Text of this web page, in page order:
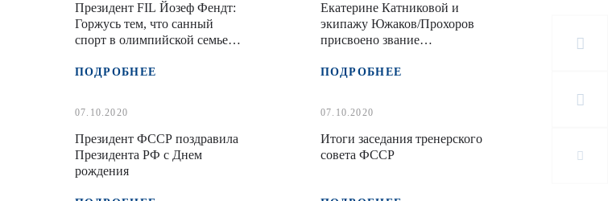
Президент FIL Йозеф Фендт:
Горжусь тем, что санный
спорт в олимпийской семье
ПОДРОБНЕЕ
Екатерине Катниковой и
экипажу Южаков/Прохоров
присвоено звание
России"
ПОДРОБНЕЕ
07.10.2020
Президент ФССР поздравила
Президента РФ с Днем
рождения
07.10.2020
Итоги заседания тренерского
совета ФССР